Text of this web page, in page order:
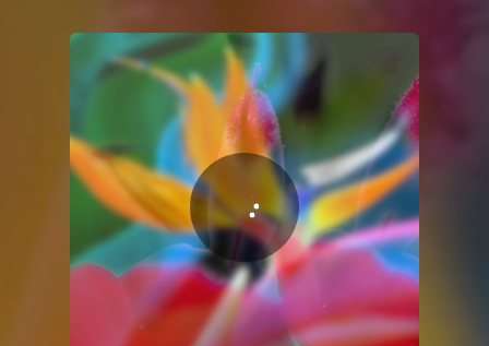
You're all set!